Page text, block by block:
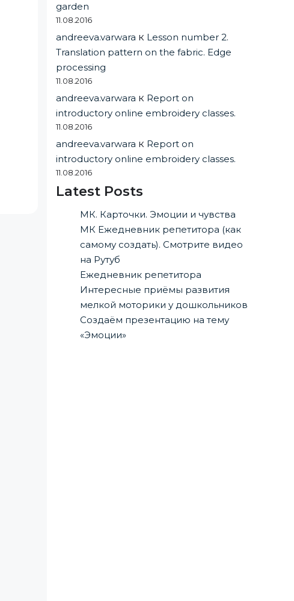
garden
11.08.2016
andreeva.varwara к Lesson number 2.
Translation pattern on the fabric. Edge
processing
11.08.2016
andreeva.varwara к Report on
introductory online embroidery classes.
11.08.2016
andreeva.varwara к Report on
introductory online embroidery classes.
11.08.2016
Latest Posts
МК. Карточки. Эмоции и чувства
МК Ежедневник репетитора (как
самому создать). Смотрите видео
на Рутуб
Ежедневник репетитора
Интересные приёмы развития
мелкой моторики у дошкольников
Создаём презентацию на тему
«Эмоции»